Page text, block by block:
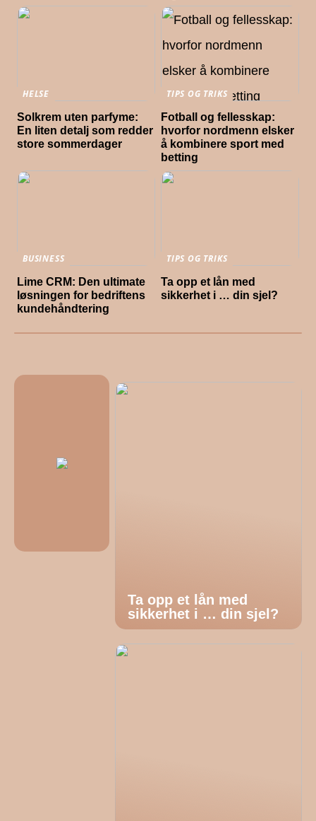
HELSE
Solkrem uten parfyme:
En liten detalj som redder
store sommerdager
TIPS OG TRIKS
Fotball og fellesskap:
hvorfor nordmenn elsker
å kombinere sport med
betting
BUSINESS
Lime CRM: Den ultimate
løsningen for bedriftens
kundehåndtering
TIPS OG TRIKS
Ta opp et lån med
sikkerhet i … din sjel?
Ta opp et lån med
sikkerhet i … din sjel?